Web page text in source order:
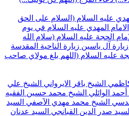
عليه السلام (السلام على الحق
الامام المهدي عليه السلام في يوم
الحجة عليه السلام (سلام الله
زيارة آل ياسين زيارة الناحية المقدسة
عليه السلام (اللهم بلغ مولاي صاحب
الشيخ باقر الايرواني الشيخ علي
أحمد الوائلي الشيخ محمد حسين الفقيه
الشيخ محمد مهدي الآصفي السيد
السيد صدر الدين القبانجي السيد عدنان